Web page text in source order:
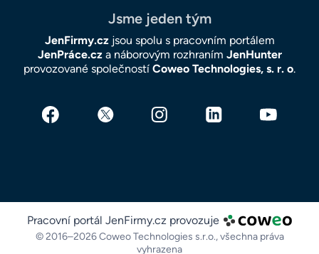
Jsme jeden tým
JenFirmy.czjsou spolu s pracovním portálem
JenPráce.cza náborovým rozhraním JenHunter
provozované společností Coweo Technologies, s. r. o.
Pracovní portál JenFirmy.cz provozuje
© 2016–2026 Coweo Technologies s.r.o.,všechna práva
vyhrazena